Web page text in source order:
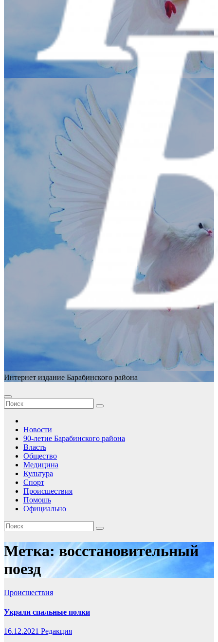
Интернет издание Барабинского района
Новости
90-летие Барабинского района
Власть
Общество
Медицина
Культура
Спорт
Происшествия
Помошь
Официально
Метка:восстановительный
поезд
Происшествия
Украли спальные полки
16.12.2021 Редакция